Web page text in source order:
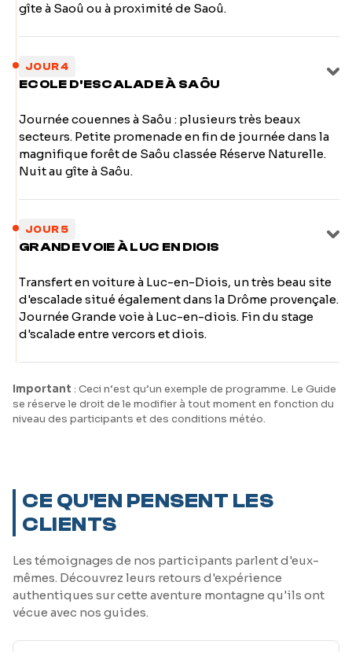
gîte à Saoû ou à proximité de Saoû.
JOUR 4
ECOLE D'ESCALADE À SAÔU
Journée couennes à Saôu : plusieurs très beaux
secteurs. Petite promenade en fin de journée dans la
magnifique forêt de Saôu classée Réserve Naturelle.
Nuit au gîte à Saôu.
JOUR 5
GRANDE VOIE À LUC EN DIOIS
Transfert en voiture à Luc-en-Diois, un très beau site
d'escalade situé également dans la Drôme provençale.
Journée Grande voie à Luc-en-diois. Fin du stage
d'scalade entre vercors et diois.
Important : Ceci n‘est qu’un exemple de programme. Le Guide
se réserve le droit de le modifier à tout moment en fonction du
niveau des participants et des conditions météo.
CE QU'EN PENSENT LES
CLIENTS
Les témoignages de nos participants parlent d'eux-
mêmes. Découvrez leurs retours d'expérience
authentiques sur cette aventure montagne qu'ils ont
vécue avec nos guides.